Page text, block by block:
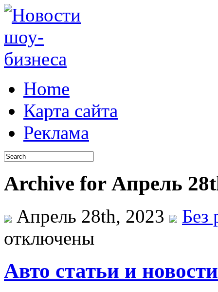
Home
Карта сайта
Реклама
Archive for Апрель
Апрель 28th, 2023
Без
отключены
Авто статьи и